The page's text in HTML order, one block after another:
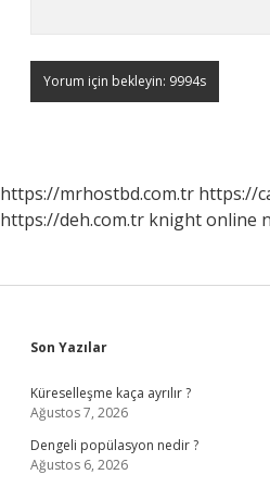
https://mrhostbd.com.tr https://
https://deh.com.tr knight online
Sidebar
Son Yazılar
Küreselleşme kaça ayrılır ?
Ağustos 7, 2026
Dengeli popülasyon nedir ?
Ağustos 6, 2026